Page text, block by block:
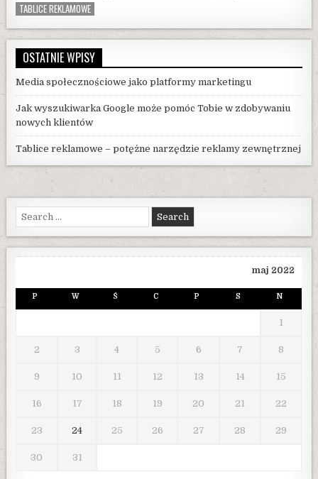
TABLICE REKLAMOWE
OSTATNIE WPISY
Media społecznościowe jako platformy marketingu
Jak wyszukiwarka Google może pomóc Tobie w zdobywaniu
nowych klientów
Tablice reklamowe – potężne narzędzie reklamy zewnętrznej
Search
for:
maj 2022
P W Ś C P S N
1
2 3 4 5 6 7 8
9 10 11 12 13 14 15
16 17 18 19 20 21 22
23 24 25 26 27 28 29
30 31